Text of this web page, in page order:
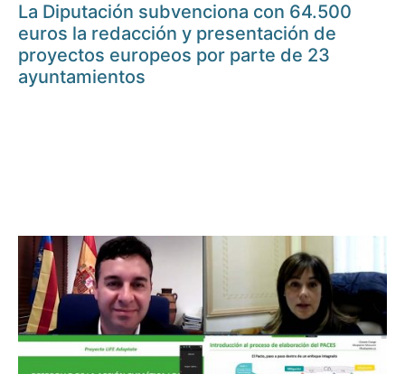
La Diputación subvenciona con 64.500
euros la redacción y presentación de
proyectos europeos por parte de 23
ayuntamientos